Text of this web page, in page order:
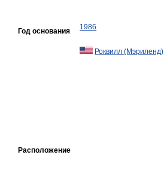
Год основания 1986
Расположение
Роквилл (Мэриленд)